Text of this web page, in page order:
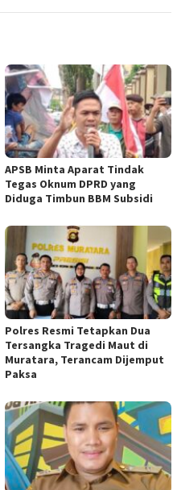
APSB Minta Aparat Tindak
Tegas Oknum DPRD yang
Diduga Timbun BBM Subsidi
Polres Resmi Tetapkan Dua
Tersangka Tragedi Maut di
Muratara, Terancam Dijemput
Paksa